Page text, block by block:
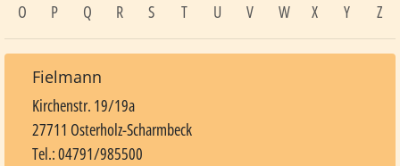
O
P Q R S T U V W X Y Z
Fielmann
Kirchenstr. 19/19a
27711 Osterholz-Scharmbeck
Tel.: 04791/985500